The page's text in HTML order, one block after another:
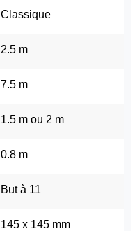
Classique
2.5 m
7.5 m
1.5 m ou 2 m
0.8 m
But à 11
145 x 145 mm